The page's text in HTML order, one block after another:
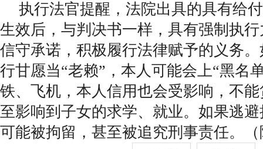
执行法官提醒，法院出具的具有给
生效后，与判决书一样，具有强制执
信守承诺，积极履行法律赋予的义务
行甘愿当“老赖”，本人可能会上“黑名
铁、飞机，本人信用也会受影响，不
至影响到子女的求学、就业。如果逃
可能被拘留，甚至被追究刑事责任。